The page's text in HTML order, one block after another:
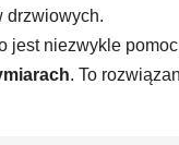
drzwiowych.
jest niezwykle
. To